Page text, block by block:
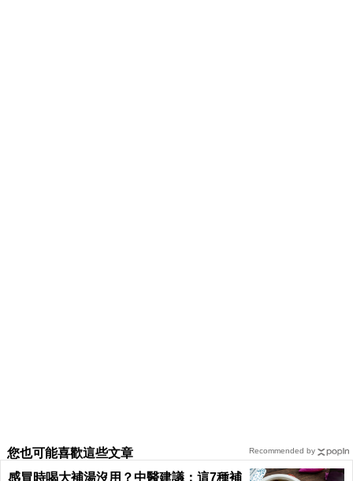
您也可能喜歡這些文章
感冒時喝大補湯沒用？中醫建議：這7種補
Recommended by